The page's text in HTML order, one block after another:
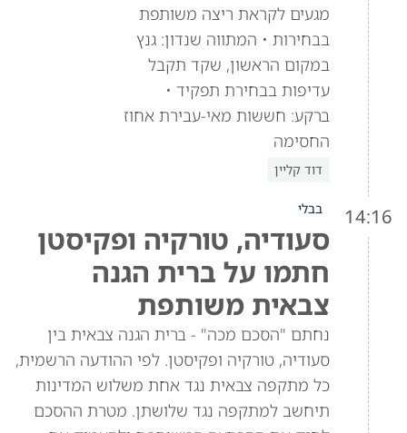
מגעים לקראת ריצה משותפת
בבחירות • המתווה שנדון: גנץ
במקום הראשון, שקד תקבל
עדיפות בבחירת תפקיד •
ברקע: חששות מאי-עבירת אחוז
החסימה
דוד קליין
14:16 בבלי
סעודיה, טורקיה ופקיסטן
חתמו על ברית הגנה
צבאית משותפת
נחתם "הסכם מכה" - ברית הגנה צבאית בין
סעודיה, טורקיה ופקיסטן. לפי ההודעה הרשמית,
כל מתקפה צבאית נגד אחת משלוש המדינות
תיחשב למתקפה נגד שלושתן. מטרת ההסכם